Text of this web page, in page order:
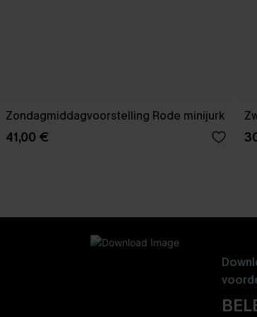
Zondagmiddagvoorstelling Rode minijurk
41,00 €